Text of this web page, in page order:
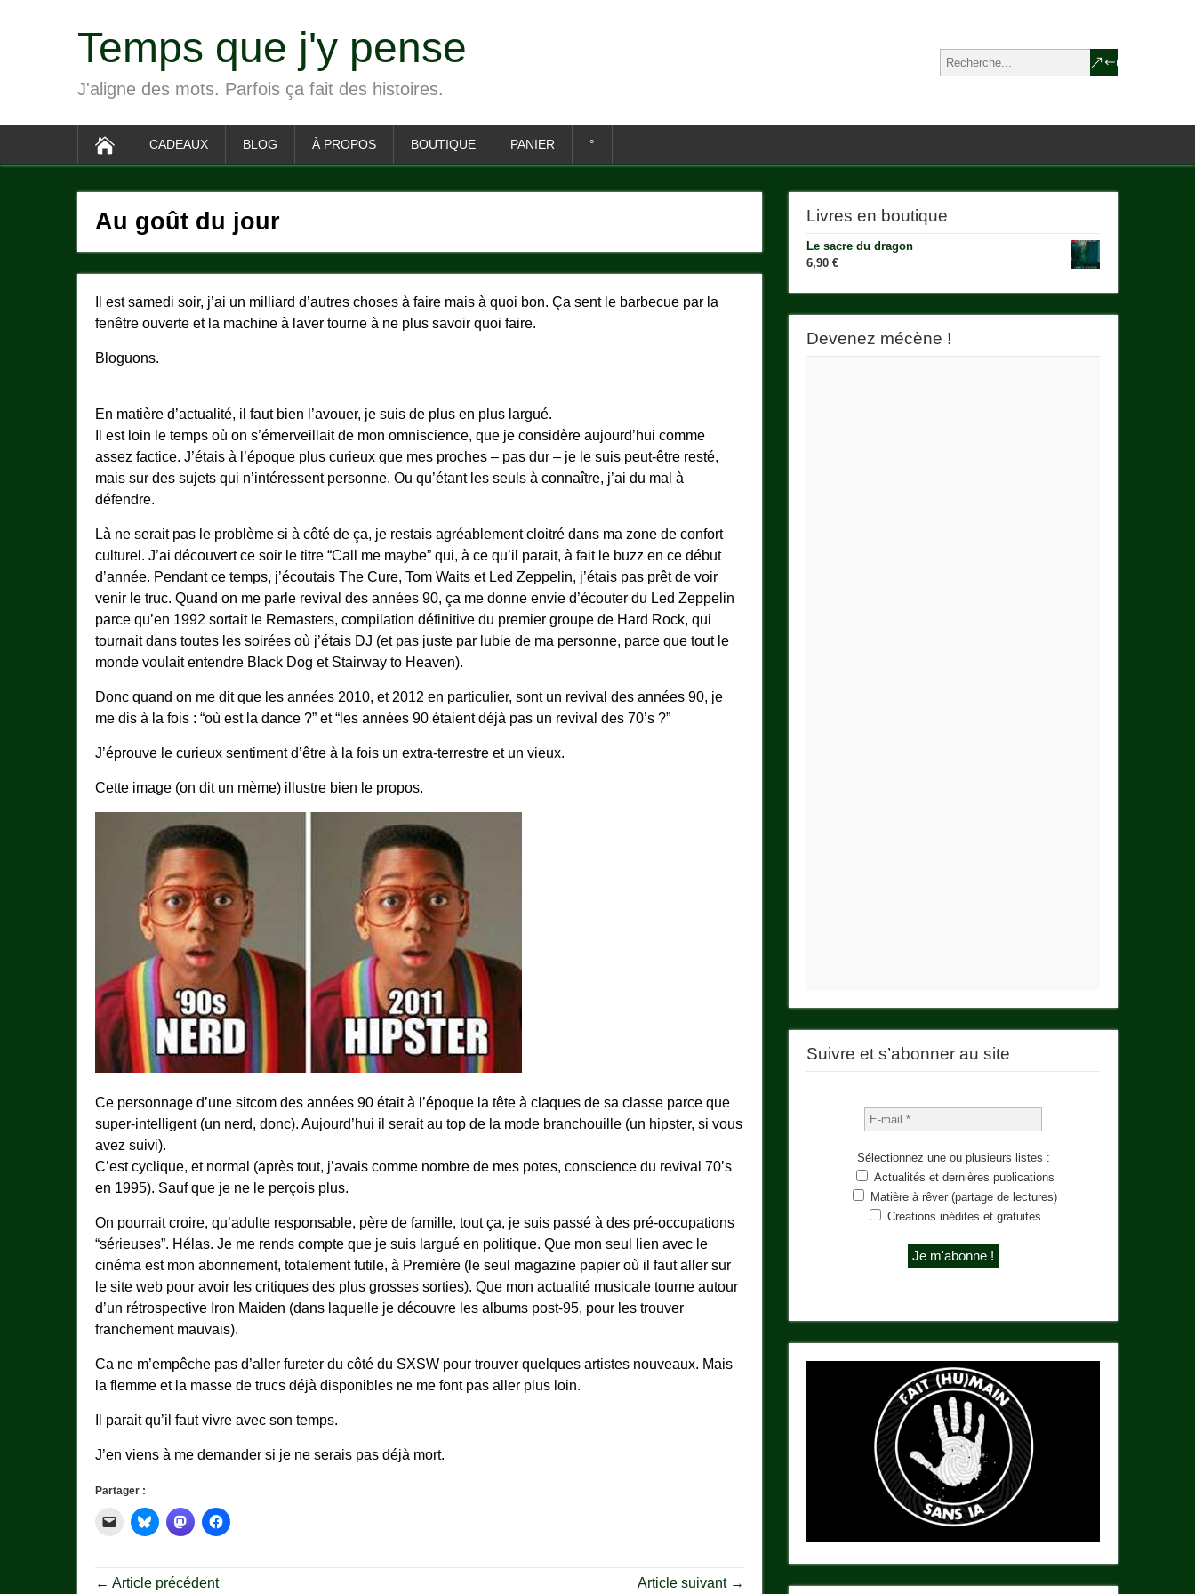
Temps que j'y pense
J'aligne des mots. Parfois ça fait des histoires.
CADEAUX BLOG À PROPOS BOUTIQUE PANIER °
Au goût du jour
Il est samedi soir, j’ai un milliard d’autres choses à faire mais à quoi bon. Ça sent le barbecue par la
fenêtre ouverte et la machine à laver tourne à ne plus savoir quoi faire.
Bloguons.
En matière d’actualité, il faut bien l’avouer, je suis de plus en plus largué.
Il est loin le temps où on s’émerveillait de mon omniscience, que je considère aujourd’hui comme
assez factice. J’étais à l’époque plus curieux que mes proches – pas dur – je le suis peut-être resté,
mais sur des sujets qui n’intéressent personne. Ou qu’étant les seuls à connaître, j’ai du mal à
défendre.
Là ne serait pas le problème si à côté de ça, je restais agréablement cloitré dans ma zone de confort
culturel. J’ai découvert ce soir le titre “Call me maybe” qui, à ce qu’il parait, à fait le buzz en ce début
d’année. Pendant ce temps, j’écoutais The Cure, Tom Waits et Led Zeppelin, j’étais pas prêt de voir
venir le truc. Quand on me parle revival des années 90, ça me donne envie d’écouter du Led Zeppelin
parce qu’en 1992 sortait le Remasters, compilation définitive du premier groupe de Hard Rock, qui
tournait dans toutes les soirées où j’étais DJ (et pas juste par lubie de ma personne, parce que tout le
monde voulait entendre Black Dog et Stairway to Heaven).
Donc quand on me dit que les années 2010, et 2012 en particulier, sont un revival des années 90, je
me dis à la fois : “où est la dance ?” et “les années 90 étaient déjà pas un revival des 70’s ?”
J’éprouve le curieux sentiment d’être à la fois un extra-terrestre et un vieux.
Cette image (on dit un mème) illustre bien le propos.
Ce personnage d’une sitcom des années 90 était à l’époque la tête à claques de sa classe parce que
super-intelligent (un nerd, donc). Aujourd’hui il serait au top de la mode branchouille (un hipster, si vous
avez suivi).
C’est cyclique, et normal (après tout, j’avais comme nombre de mes potes, conscience du revival 70’s
en 1995). Sauf que je ne le perçois plus.
On pourrait croire, qu’adulte responsable, père de famille, tout ça, je suis passé à des pré-occupations
“sérieuses”. Hélas. Je me rends compte que je suis largué en politique. Que mon seul lien avec le
cinéma est mon abonnement, totalement futile, à Première (le seul magazine papier où il faut aller sur
le site web pour avoir les critiques des plus grosses sorties). Que mon actualité musicale tourne autour
d’un rétrospective Iron Maiden (dans laquelle je découvre les albums post-95, pour les trouver
franchement mauvais).
Ca ne m’empêche pas d’aller fureter du côté du SXSW pour trouver quelques artistes nouveaux. Mais
la flemme et la masse de trucs déjà disponibles ne me font pas aller plus loin.
Il parait qu’il faut vivre avec son temps.
J’en viens à me demander si je ne serais pas déjà mort.
Partager :
← Article précédent Article suivant →
Livres en boutique
Le sacre du dragon
6,90 €
Devenez mécène !
Suivre et s’abonner au site
Sélectionnez une ou plusieurs listes :
Actualités et dernières publications
Matière à rêver (partage de lectures)
Créations inédites et gratuites